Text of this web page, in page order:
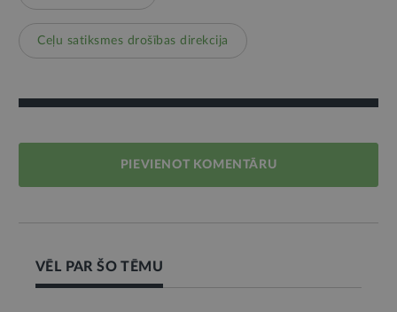
Ceļu satiksmes drošības direkcija
PIEVIENOT KOMENTĀRU
VĒL PAR ŠO TĒMU